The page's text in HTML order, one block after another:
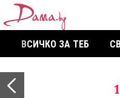
ВСИЧКО ЗА ТЕБ
1